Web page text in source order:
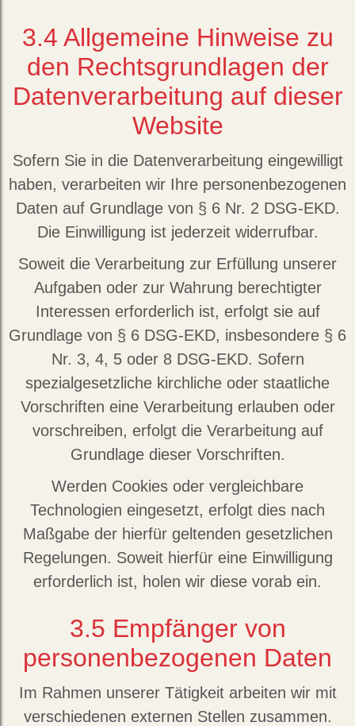
3.4 Allgemeine Hinweise zu
den Rechtsgrundlagen der
Datenverarbeitung auf dieser
Website
Sofern Sie in die Datenverarbeitung eingewilligt
haben, verarbeiten wir Ihre personenbezogenen
Daten auf Grundlage von § 6 Nr. 2 DSG-EKD.
Die Einwilligung ist jederzeit widerrufbar.
Soweit die Verarbeitung zur Erfüllung unserer
Aufgaben oder zur Wahrung berechtigter
Interessen erforderlich ist, erfolgt sie auf
Grundlage von § 6 DSG-EKD, insbesondere § 6
Nr. 3, 4, 5 oder 8 DSG-EKD. Sofern
spezialgesetzliche kirchliche oder staatliche
Vorschriften eine Verarbeitung erlauben oder
vorschreiben, erfolgt die Verarbeitung auf
Grundlage dieser Vorschriften.
Werden Cookies oder vergleichbare
Technologien eingesetzt, erfolgt dies nach
Maßgabe der hierfür geltenden gesetzlichen
Regelungen. Soweit hierfür eine Einwilligung
erforderlich ist, holen wir diese vorab ein.
3.5 Empfänger von
personenbezogenen Daten
Im Rahmen unserer Tätigkeit arbeiten wir mit
verschiedenen externen Stellen zusammen.